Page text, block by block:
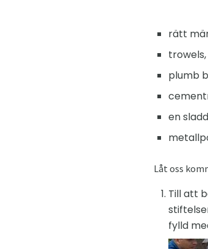
rätt
plumb
en
Låt oss
Till att
fylld